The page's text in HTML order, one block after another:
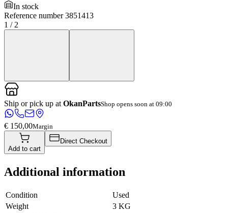
In stock
Reference number 3851413
1 / 2
Ship or pick up at OkanPartsShop opens soon at 09:00
€ 150,00Margin
Add to cart
Direct Checkout
Additional information
Condition
Used
Weight
3 KG